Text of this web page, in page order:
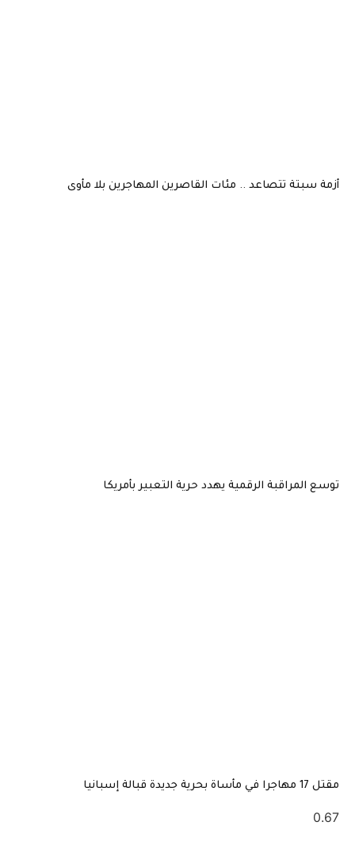
أزمة سبتة تتصاعد .. مئات القاصرين المهاجرين بلا مأوى
توسع المراقبة الرقمية يهدد حرية التعبير بأمريكا
مقتل 17 مهاجرا في مأساة بحرية جديدة قبالة إسبانيا